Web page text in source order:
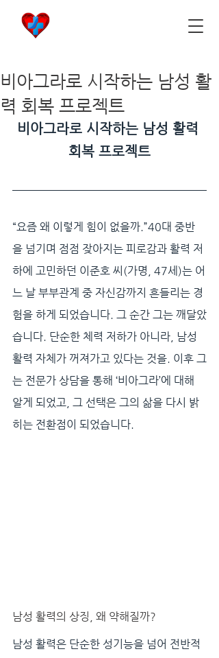
비아그라로 시작하는 남성 활
력 회복 프로젝트
비아그라로 시작하는 남성 활력
회복 프로젝트
“요즘 왜 이렇게 힘이 없을까.”40대 중반
을 넘기며 점점 잦아지는 피로감과 활력 저
하에 고민하던 이준호 씨(가명, 47세)는 어
느 날 부부관계 중 자신감까지 흔들리는 경
험을 하게 되었습니다. 그 순간 그는 깨달았
습니다. 단순한 체력 저하가 아니라, 남성
활력 자체가 꺼져가고 있다는 것을. 이후 그
는 전문가 상담을 통해 ‘비아그라’에 대해
알게 되었고, 그 선택은 그의 삶을 다시 밝
히는 전환점이 되었습니다.
남성 활력의 상징, 왜 약해질까?
남성 활력은 단순한 성기능을 넘어 전반적